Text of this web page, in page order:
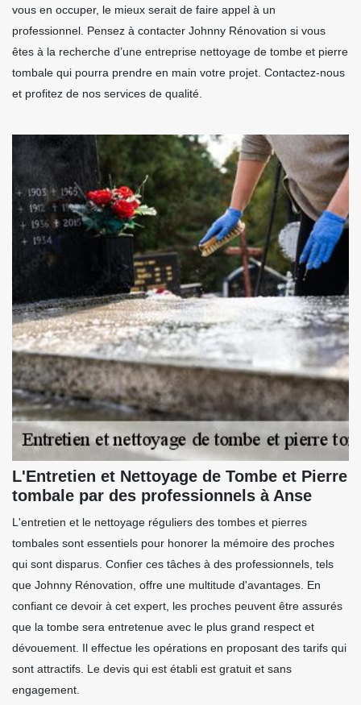
vous en occuper, le mieux serait de faire appel à un
professionnel. Pensez à contacter Johnny Rénovation si vous
êtes à la recherche d’une entreprise nettoyage de tombe et pierre
tombale qui pourra prendre en main votre projet. Contactez-nous
et profitez de nos services de qualité.
L'Entretien et Nettoyage de Tombe et Pierre
tombale par des professionnels à Anse
L'entretien et le nettoyage réguliers des tombes et pierres
tombales sont essentiels pour honorer la mémoire des proches
qui sont disparus. Confier ces tâches à des professionnels, tels
que Johnny Rénovation, offre une multitude d'avantages. En
confiant ce devoir à cet expert, les proches peuvent être assurés
que la tombe sera entretenue avec le plus grand respect et
dévouement. Il effectue les opérations en proposant des tarifs qui
sont attractifs. Le devis qui est établi est gratuit et sans
engagement.